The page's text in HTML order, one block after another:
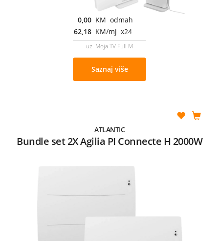
0,00 KM odmah
62,18 KM/mj x24
uz Moja TV Full M
Saznaj više
ATLANTIC
Bundle set 2X Agilia PI Connecte H 2000W